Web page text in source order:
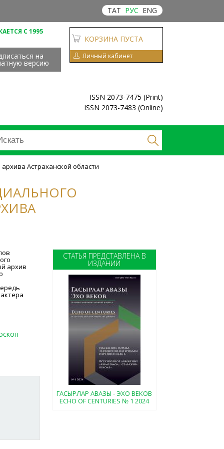
ТАТ РУС ENG
С 1995
на
версию
КОРЗИНА ПУСТА
Личный кабинет
ISSN 2073-7475 (Print)
ISSN 2073-7483 (Online)
Астраханской области
архив
СТАТЬЯ ПРЕДСТАВЛЕНА В
ИЗДАНИИ
ГАСЫРЛАР АВАЗЫ - ЭХО ВЕКОВ
ECHO OF CENTURIES № 1 2024